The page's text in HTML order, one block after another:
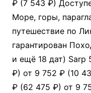
₽ (7 543 ₽)
Море, горы,
путешествие по
гарантирован
и ещё 18 дат) Sarp
₽) от 9 752 ₽ (10
₽ (62 475 ₽) от 9